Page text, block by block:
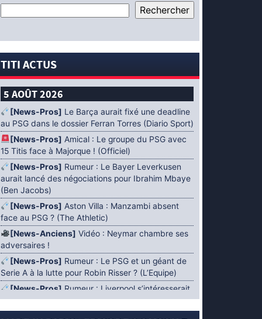
TITI ACTUS
5 AOÛT 2026
[News-Pros] Le Barça aurait fixé une deadline
au PSG dans le dossier Ferran Torres (Diario Sport)
[News-Pros] Amical : Le groupe du PSG avec
15 Titis face à Majorque ! (Officiel)
[News-Pros] Rumeur : Le Bayer Leverkusen
aurait lancé des négociations pour Ibrahim Mbaye
(Ben Jacobs)
[News-Pros] Aston Villa : Manzambi absent
face au PSG ? (The Athletic)
[News-Anciens] Vidéo : Neymar chambre ses
adversaires !
[News-Pros] Rumeur : Le PSG et un géant de
Serie A à la lutte pour Robin Risser ? (L’Equipe)
[News-Pros] Rumeur : Liverpool s’intéresserait
à Ibrahim Mbaye en plus de Bradley Barcola
(Fabrizio Romano)